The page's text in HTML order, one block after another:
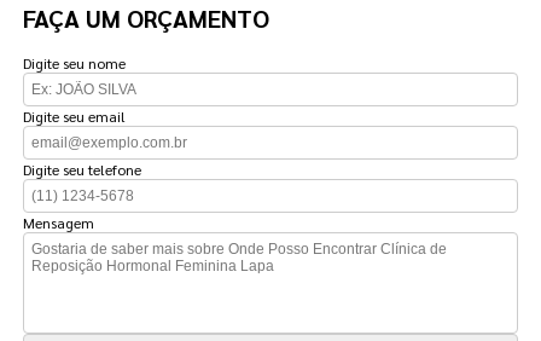
FAÇA UM ORÇAMENTO
Digite seu nome
Digite seu email
Digite seu telefone
Mensagem